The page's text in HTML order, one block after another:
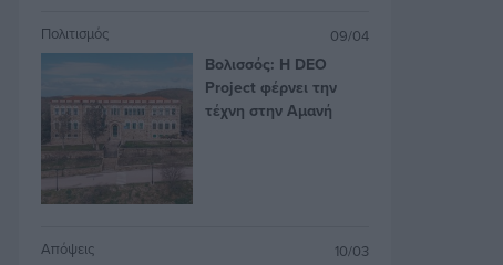
Πολιτισμός 09/04
Βολισσός: Η DEO
Project φέρνει την
τέχνη στην Αμανή
Απόψεις 10/03